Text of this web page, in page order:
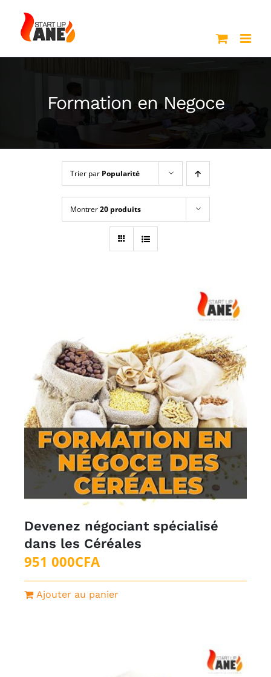
contenu
Formation en Negoce
Trier par Popularité
Montrer20 produits
Devenez négociant spécialisé
dans les Céréales
951 000CFA
Ajouter au panier